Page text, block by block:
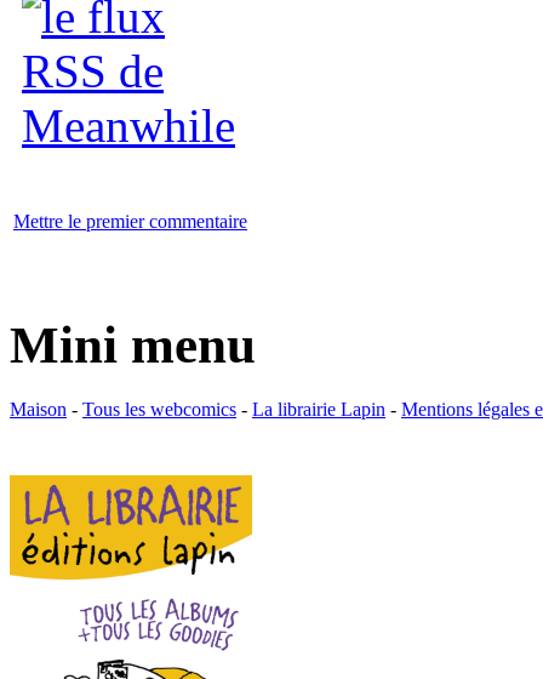
Mettre le premier commentaire
Mini menu
Maison - Tous les webcomics - La librairie Lapin - Mentions légales